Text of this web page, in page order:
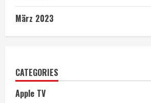
März 2023
CATEGORIES
Apple TV